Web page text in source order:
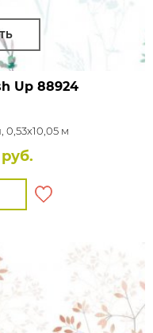
Up 88924
0,53x10,05 м